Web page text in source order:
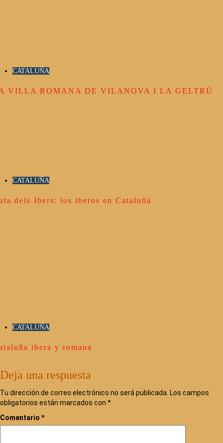
CATALUÑA
VILLA ROMANA DE VILANOVA I LA GELTRÚ
CATALUÑA
dels Ibers: los iberos en Cataluña
CATALUÑA
ibera y romana
Deja una respuesta
Tu dirección de correo electrónico no será publicada. Los campos
obligatorios están marcados con *
Comentario *